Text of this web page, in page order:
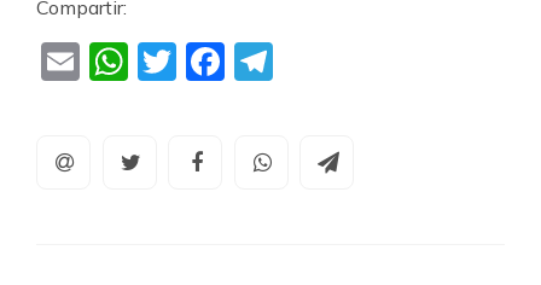
Compartir:
EmailWhatsApp
TwitterFacebook